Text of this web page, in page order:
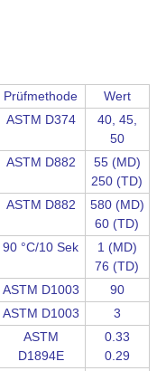
Prüfmethode
Wert
ASTM D374
40, 45,
50
ASTM D882
55 (MD)
250 (TD)
ASTM D882
580 (MD)
60 (TD)
90 °C/10 Sek
1 (MD)
76 (TD)
ASTM D1003
90
ASTM D1003
3
ASTM
D1894E
0.33
0.29